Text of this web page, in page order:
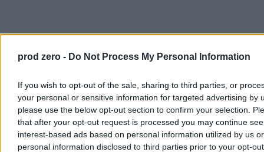
prod zero - Do Not Process My Personal Information
If you wish to opt-out of the sale, sharing to third parties, or
your personal or sensitive information for targeted advertising by
please use the below opt-out section to confirm your selection.
that after your opt-out request is processed you may continue
interest-based ads based on personal information utilized by us or
personal information disclosed to third parties prior to your opt-